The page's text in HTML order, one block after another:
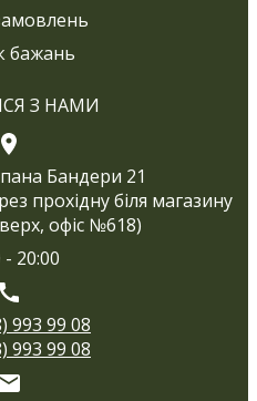
бажань
З НАМИ
Бандери 21
прохідну біля магазину
офіс №618)
- 20:00
993 99 08
993 99 08